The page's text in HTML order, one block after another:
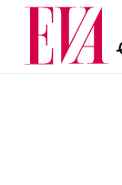
Carieră
Actualitate